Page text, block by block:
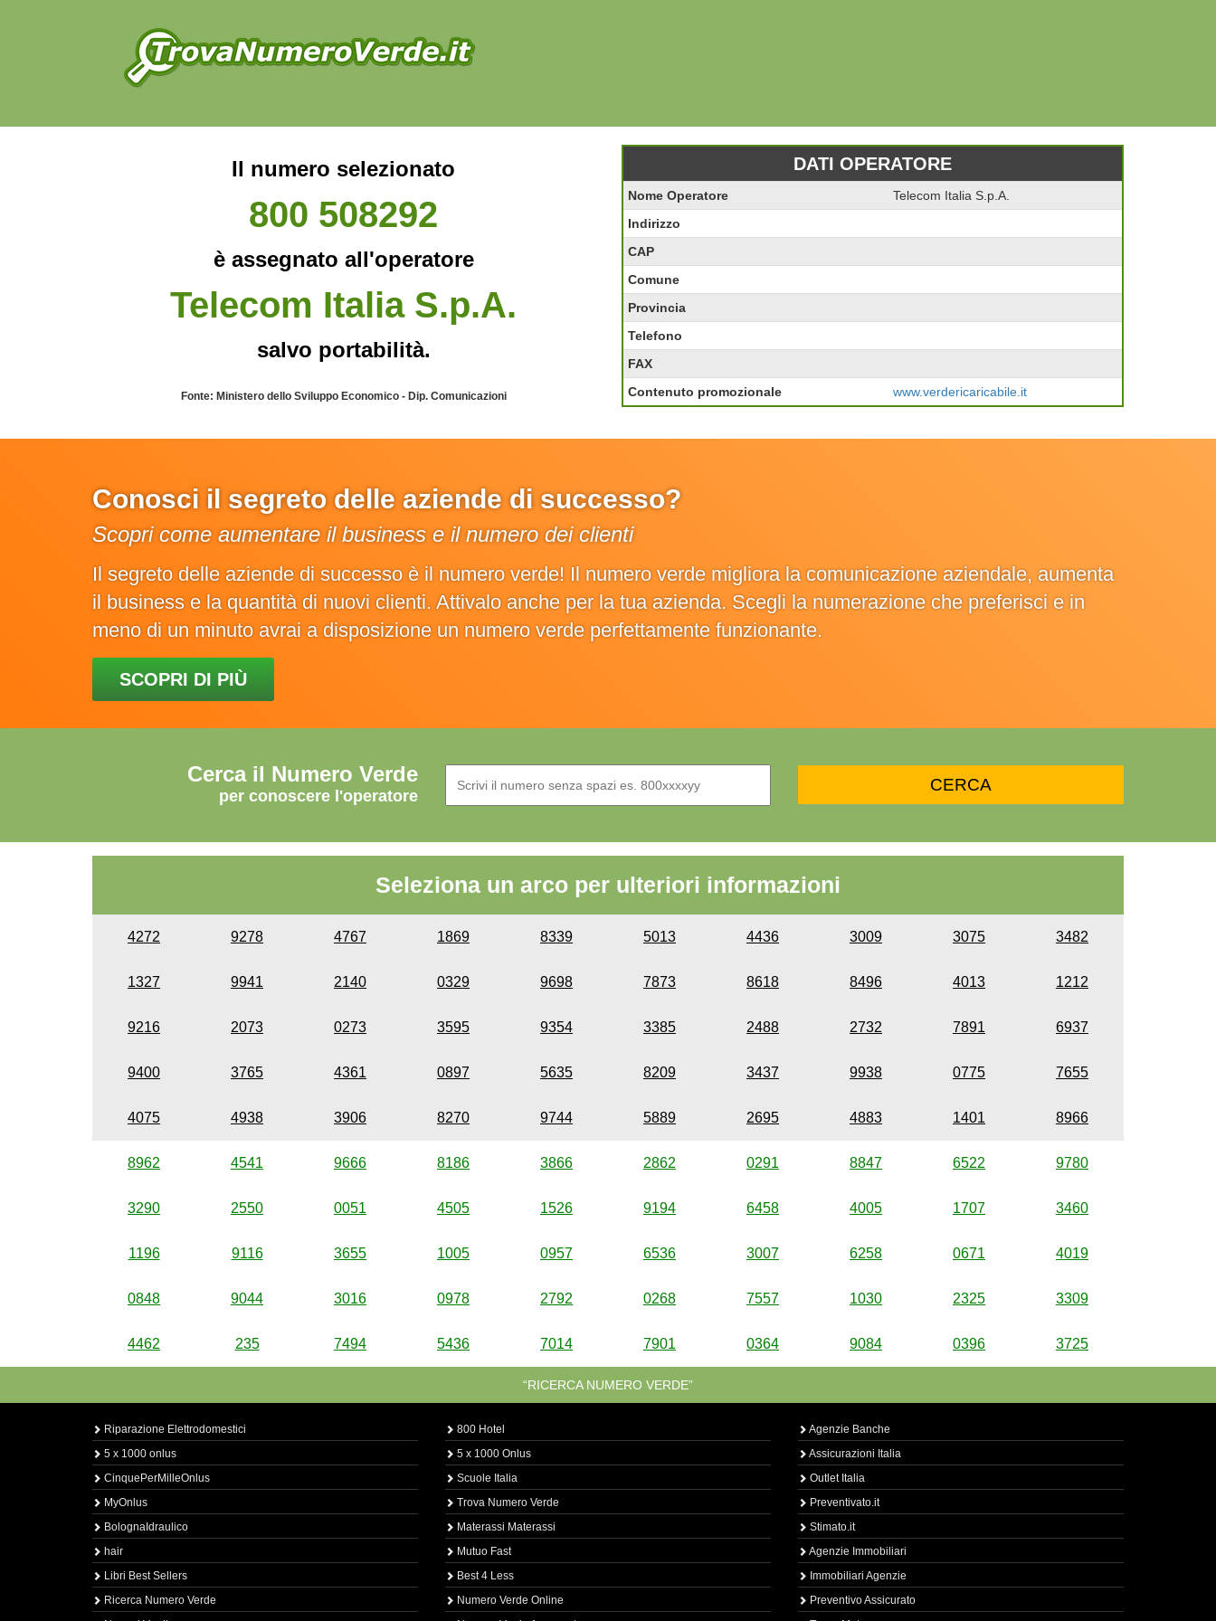
Il numero selezionato
800 508292
è assegnato all'operatore
Telecom Italia S.p.A.
salvo portabilità.
Fonte: Ministero dello Sviluppo Economico - Dip. Comunicazioni
DATI OPERATORE
Nome Operatore
Telecom Italia S.p.A.
Indirizzo
CAP
Comune
Provincia
Telefono
FAX
Contenuto promozionale
www.verdericaricabile.it
Conosci il segreto delle aziende di successo?
Scopri come aumentare il business e il numero dei clienti
Il segreto delle aziende di successo è il numero verde! Il numero verde migliora la comunicazione aziendale, aumenta
il business e la quantità di nuovi clienti. Attivalo anche per la tua azienda. Scegli la numerazione che preferisci e in
meno di un minuto avrai a disposizione un numero verde perfettamente funzionante.
SCOPRI DI PIÙ
Cerca il Numero Verde
per conoscere l'operatore
Seleziona un arco per ulteriori informazioni
4272 9278 4767 1869 8339 5013 4436 3009 3075 3482
1327 9941 2140 0329 9698 7873 8618 8496 4013 1212
9216 2073 0273 3595 9354 3385 2488 2732 7891 6937
9400 3765 4361 0897 5635 8209 3437 9938 0775 7655
4075 4938 3906 8270 9744 5889 2695 4883 1401 8966
8962 4541 9666 8186 3866 2862 0291 8847 6522 9780
3290 2550 0051 4505 1526 9194 6458 4005 1707 3460
1196 9116 3655 1005 0957 6536 3007 6258 0671 4019
0848 9044 3016 0978 2792 0268 7557 1030 2325 3309
4462 235 7494 5436 7014 7901 0364 9084 0396 3725
“RICERCA NUMERO VERDE”
Riparazione Elettrodomestici
5 x 1000 onlus
CinquePerMilleOnlus
MyOnlus
BolognaIdraulico
hair
Libri Best Sellers
Ricerca Numero Verde
800 Hotel
5 x 1000 Onlus
Scuole Italia
Trova Numero Verde
Materassi Materassi
Mutuo Fast
Best 4 Less
Numero Verde Online
Agenzie Banche
Assicurazioni Italia
Outlet Italia
Preventivato.it
Stimato.it
Agenzie Immobiliari
Immobiliari Agenzie
Preventivo Assicurato